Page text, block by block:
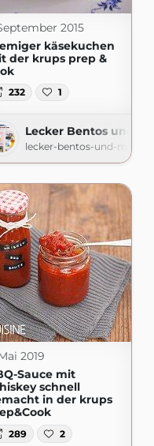
2015
käsekuchen
der krups prep &
232 1
Lecker Bentos und
lecker-bentos-und-
2019
Sauce mit
schnell
in der krups
289 2